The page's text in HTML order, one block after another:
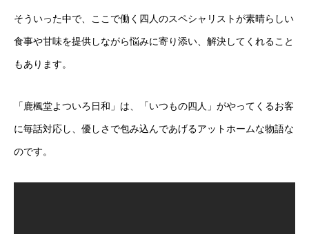
そういった中で、ここで働く四人のスペシャリストが素晴らしい
食事や甘味を提供しながら悩みに寄り添い、解決してくれること
もあります。
「鹿楓堂よついろ日和」は、「いつもの四人」がやってくるお客
に毎話対応し、優しさで包み込んであげるアットホームな物語な
のです。